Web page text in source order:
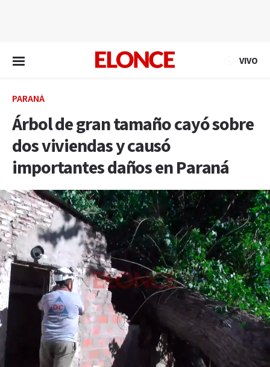
VIVO
PARANÁ
Árbol de gran tamaño cayó sobre
dos viviendas y causó
importantes daños en Paraná